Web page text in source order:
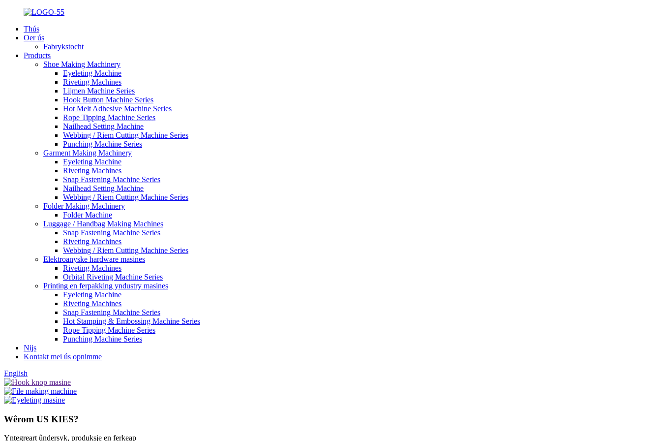
Thús
Oer ús
Fabrykstocht
Products
Shoe Making Machinery
Eyeleting Machine
Riveting Machines
Lijmen Machine Series
Hook Button Machine Series
Hot Melt Adhesive Machine Series
Rope Tipping Machine Series
Nailhead Setting Machine
Webbing / Riem Cutting Machine Series
Punching Machine Series
Garment Making Machinery
Eyeleting Machine
Riveting Machines
Snap Fastening Machine Series
Nailhead Setting Machine
Webbing / Riem Cutting Machine Series
Folder Making Machinery
Folder Machine
Luggage / Handbag Making Machines
Snap Fastening Machine Series
Riveting Machines
Webbing / Riem Cutting Machine Series
Elektroanyske hardware masines
Riveting Machines
Orbital Riveting Machine Series
Printing en ferpakking yndustry masines
Eyeleting Machine
Riveting Machines
Snap Fastening Machine Series
Hot Stamping & Embossing Machine Series
Rope Tipping Machine Series
Punching Machine Series
Nijs
Kontakt mei ús opnimme
English
Wêrom US KIES?
Yntegreart ûndersyk, produksje en ferkeap